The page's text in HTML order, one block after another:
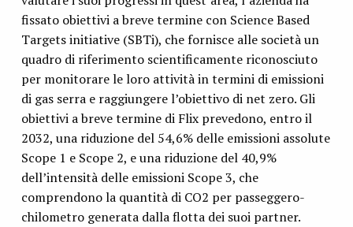
fissato obiettivi a breve termine con Science Based
Targets initiative (SBTi), che fornisce alle società un
quadro di riferimento scientificamente riconosciuto
per monitorare le loro attività in termini di emissioni
di gas serra e raggiungere l’obiettivo di net zero. Gli
obiettivi a breve termine di Flix prevedono, entro il
2032, una riduzione del 54,6% delle emissioni assolute
Scope 1 e Scope 2, e una riduzione del 40,9%
dell’intensità delle emissioni Scope 3, che
comprendono la quantità di CO2 per passeggero-
chilometro generata dalla flotta dei suoi partner.